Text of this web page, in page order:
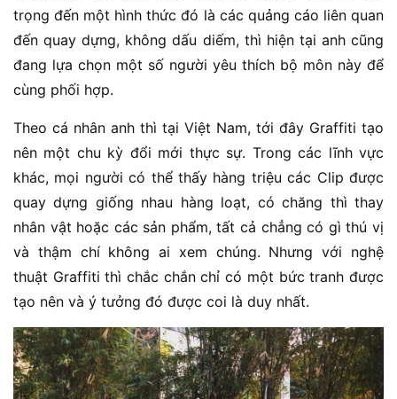
trọng đến một hình thức đó là các quảng cáo liên quan
đến quay dựng, không dấu diếm, thì hiện tại anh cũng
đang lựa chọn một số người yêu thích bộ môn này để
cùng phối hợp.
Theo cá nhân anh thì tại Việt Nam, tới đây Graffiti tạo
nên một chu kỳ đổi mới thực sự. Trong các lĩnh vực
khác, mọi người có thể thấy hàng triệu các Clip được
quay dựng giống nhau hàng loạt, có chăng thì thay
nhân vật hoặc các sản phẩm, tất cả chẳng có gì thú vị
và thậm chí không ai xem chúng. Nhưng với nghệ
thuật Graffiti thì chắc chắn chỉ có một bức tranh được
tạo nên và ý tưởng đó được coi là duy nhất.